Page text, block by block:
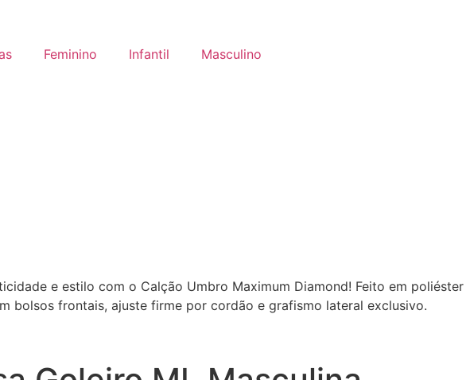
Feminino Infantil Masculino
e estilo com o Calção Umbro Maximum Diamond! Feito em poliéster
bolsos frontais, ajuste firme por cordão e grafismo lateral exclusivo.